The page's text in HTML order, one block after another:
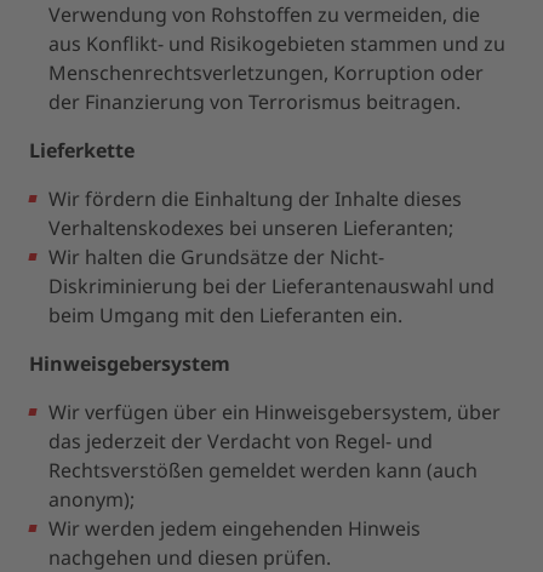
Verwendung von Rohstoffen zu vermeiden, die
aus Konflikt- und Risikogebieten stammen und zu
Menschenrechtsverletzungen, Korruption oder
der Finanzierung von Terrorismus beitragen.
Lieferkette
Wir fördern die Einhaltung der Inhalte dieses
Verhaltenskodexes bei unseren Lieferanten;
Wir halten die Grundsätze der Nicht-
Diskriminierung bei der Lieferantenauswahl und
beim Umgang mit den Lieferanten ein.
Hinweisgebersystem
Wir verfügen über ein Hinweisgebersystem, über
das jederzeit der Verdacht von Regel- und
Rechtsverstößen gemeldet werden kann (auch
anonym);
Wir werden jedem eingehenden Hinweis
nachgehen und diesen prüfen.